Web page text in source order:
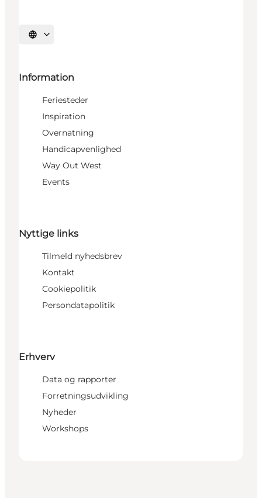
Vælg sprog
Information
Feriesteder
Inspiration
Overnatning
Handicapvenlighed
Way Out West
Events
Nyttige links
Tilmeld nyhedsbrev
Kontakt
Cookiepolitik
Persondatapolitik
Erhverv
Data og rapporter
Forretningsudvikling
Nyheder
Workshops